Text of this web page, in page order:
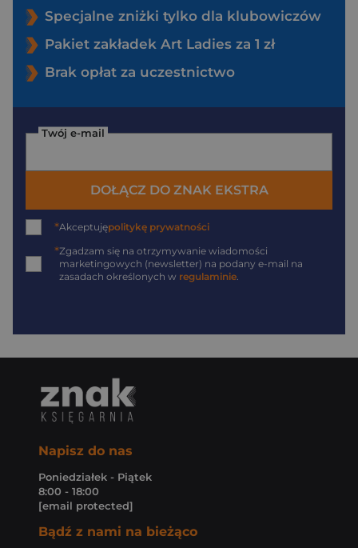
Specjalne zniżki tylko dla klubowiczów
Pakiet zakładek Art Ladies za 1 zł
Brak opłat za uczestnictwo
Twój e-mail
DOŁĄCZ DO ZNAK EKSTRA
*Akceptujępolitykę prywatności
*Zgadzam się na otrzymywanie wiadomości
marketingowych (newsletter) na podany e-mail na
zasadach określonych w regulaminie.
Napisz do nas
Poniedziałek - Piątek
8:00 - 18:00
[email protected]
Bądź z nami na bieżąco